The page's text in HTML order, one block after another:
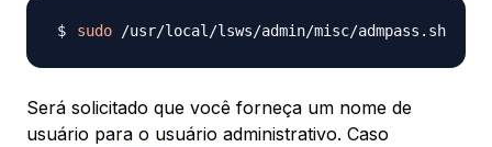
sudo
Será solicitado que você forneça um nome de
usuário para o usuário administrativo. Caso